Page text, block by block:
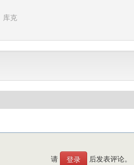
库克
请 登录 后发表评论。